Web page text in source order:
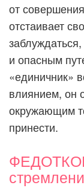
от
отстаивает
и опасным
«единичник»
влиянием, он
окружающим
принести.